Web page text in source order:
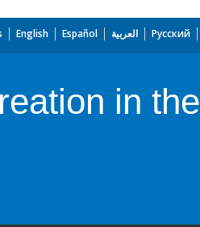
English Español العربية Русский
in the